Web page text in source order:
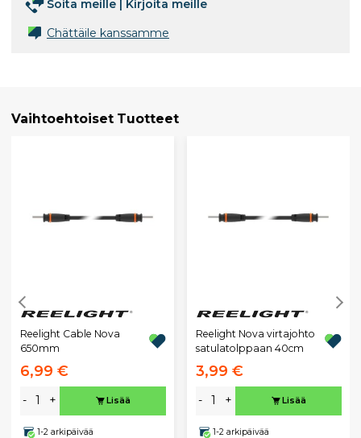
Soita meille | Kirjoita meille
Chättäile kanssamme
Vaihtoehtoiset Tuotteet
Reelight Cable Nova
650mm
6,99 €
- + Lisää
1-2 arkipäivää
Reelight Nova virtajohto
satulatolppaan 40cm
3,99 €
- + Lisää
1-2 arkipäivää